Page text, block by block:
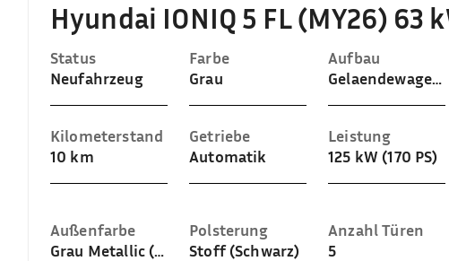
Hyundai IONIQ 5 FL (MY26) 63
Status
Neufahrzeug
Farbe
Grau
Aufbau
Gelaendewagen / Pickup
Kilometerstand
10 km
Getriebe
Automatik
Leistung
125 kW (170 PS)
Außenfarbe
Grau Metallic (Cyber Grey)
Polsterung
Stoff (Schwarz)
Anzahl Türen
5